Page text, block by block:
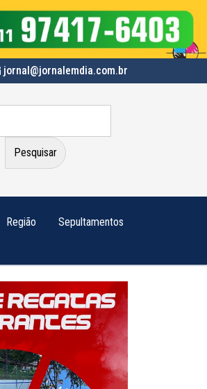
jornal@jornalemdia.com.br
Região Sepultamentos